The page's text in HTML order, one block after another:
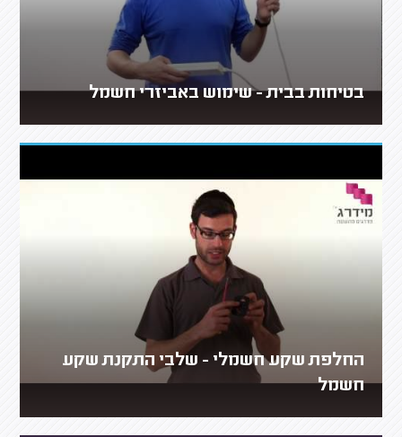
בטיחות בבית - שימוש באביזרי חשמל
החלפת שקע חשמלי - שלבי התקנת שקע
חשמל